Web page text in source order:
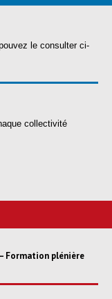
le consulter ci-
collectivité
Formation plénière